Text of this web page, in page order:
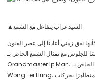
▲السيد غراب يتفاعل مع الشمع
نفق زمني أعادنا إلى عصر الفنون
للجلوس مع تمثال الشمع الخاص بـ
Grandmaster Ip Man، ثم استدار ليجلس جنبًا إلى جنب مع تمثال الشمع الخاص بـ
Wong Fei Hung، متظاهرًا بحركات Wong Fei Hung الكلاسيكية، كما لو كان